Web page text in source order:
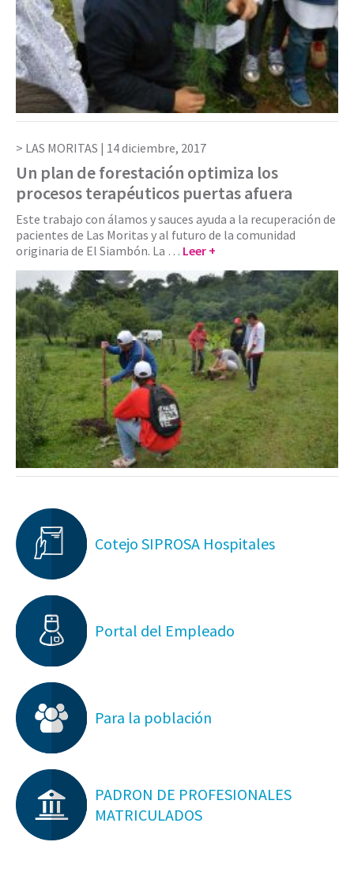
LAS MORITAS | 14 diciembre, 2017
Un plan de forestación optimiza los
procesos terapéuticos puertas afuera
Este trabajo con álamos y sauces ayuda a la recuperación de
pacientes de Las Moritas y al futuro de la comunidad
originaria de El Siambón. La … Leer +
Cotejo SIPROSA Hospitales
Portal del Empleado
Para la población
PADRON DE PROFESIONALES
MATRICULADOS